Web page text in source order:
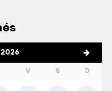
V S D